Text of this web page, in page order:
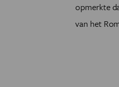
opmerkte
van het